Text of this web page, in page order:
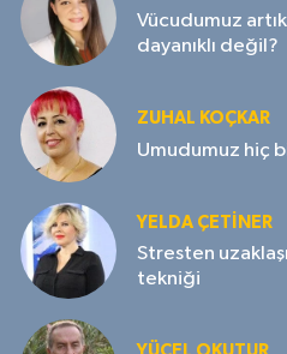
Vücudumuz
dayanıklı değil?
ZUHAL KOÇKAR
Umudumuz hiç
YELDA ÇETİNER
Stresten
tekniği